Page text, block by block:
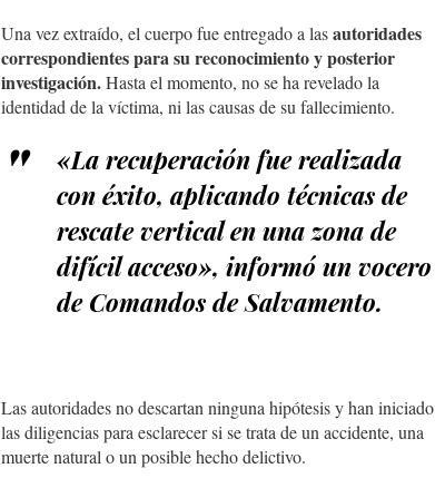
Una vez extraído, el cuerpo fue entregado a lasautoridades
correspondientes para su reconocimiento y posterior
investigación.Hasta el momento, no se ha revelado la
identidad de la víctima, ni las causas de su fallecimiento.
«La recuperación fue realizada
con éxito, aplicando técnicas de
rescate vertical en una zona de
difícil acceso», informó un vocero
de Comandos de Salvamento.
Las autoridades no descartan ninguna hipótesis y han iniciado
las diligencias para esclarecer si se trata de un accidente, una
muerte natural o un posible hecho delictivo.